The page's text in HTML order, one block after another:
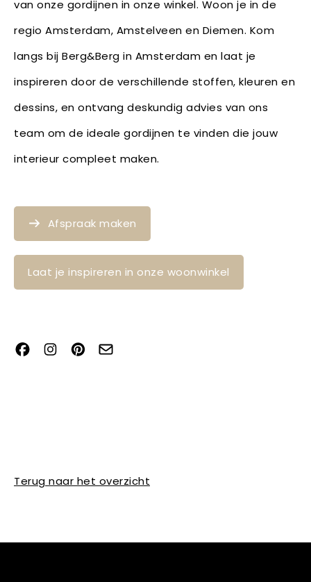
van onze gordijnen in onze winkel. Woon je in de
regio Amsterdam, Amstelveen en Diemen. Kom
langs bij Berg&Berg in Amsterdam en laat je
inspireren door de verschillende stoffen, kleuren en
dessins, en ontvang deskundig advies van ons
team om de ideale gordijnen te vinden die jouw
interieur compleet maken.
Afspraak maken
Laat je inspireren in onze woonwinkel
Terug naar het overzicht